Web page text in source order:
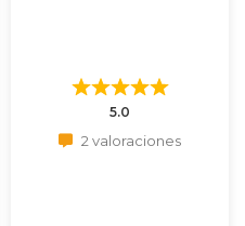
5.0
2 valoraciones